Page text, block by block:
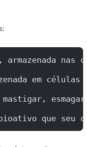
armazenada
em
bioativo que seu